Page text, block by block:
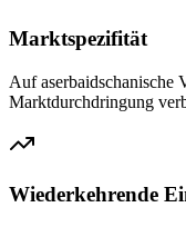
Marktspezifität
Auf aserbaidschanische
Marktdurchdringung
Wiederkehrende